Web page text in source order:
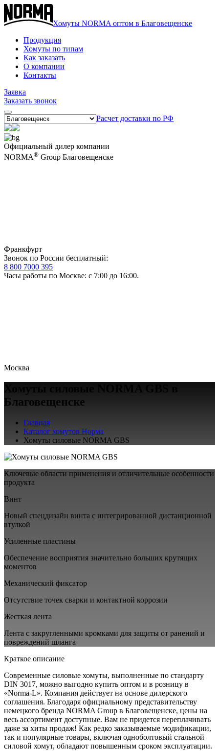
Хомуты NORMA оптом в Благовещенске
Продукция
Хомуты по типам
Как заказать
О компании
Контакты
Заявка
Заказать звонок
Расчет доставки по РФ
Официальный дилер компании
NORMA® Group Благовещенске
Франкфурт
Звонок по России бесплатный:
8 800 7000 395
Часы работы по Москве: с 7:00 до 16:00.
Москва
Хомуты силовые NORMA GBS в
Благовещенске
Главная
Каталог хомутов Норма
Хомуты силовые NORMA GBS
Ключевые области применения и отличительные особенности
продукта
Винт
Новый спецдизайн винта с интегрированной дистанционной
втулкой
Усиленные пластины
Обеспечение восприятия значительно больших крутящих
моментов
Механический фиксатор
Отсутствие точек сварки и контактной коррозии
Жесткая лента
Лента с закругленными кромками для защиты от ранений и
повреждений шланга
Краткое описание
Современные силовые хомуты, выполненные по стандарту
DIN 3017, можно выгодно купить оптом и в розницу в
«Norma-L». Компания действует на основе дилерского
соглашения. Благодаря официальному представительству
немецкого бренда NORMA Group в Благовещенске, цены на
весь ассортимент доступные. Вам не придется переплачивать
даже за хиты продаж! Как редко заказываемые модификации,
так и популярные товары, включая одноболтовый стальной
силовой хомут, обладают повышенным сроком эксплуатации.